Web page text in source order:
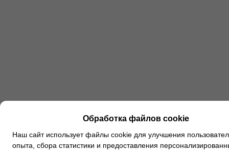
Обработка файлов cookie
Наш сайт использует файлы cookie для улучшения
опыта, сбора статистики и предоставления